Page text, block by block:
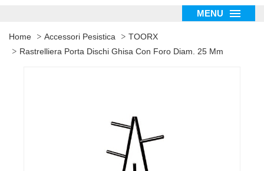
MENU
Home Accessori Pesistica
TOORX
Rastrelliera Porta Dischi Ghisa Con Foro Diam. 25 Mm